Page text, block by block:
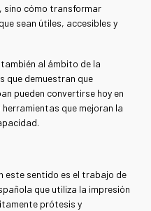
sino cómo transformar
sean útiles, accesibles y
al ámbito de la
que demuestran que
pueden convertirse hoy en
que mejoran la
este sentido es el trabajo de
que utiliza la impresión
prótesis y